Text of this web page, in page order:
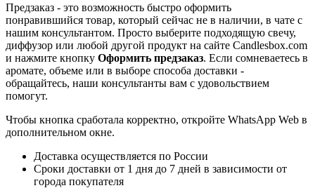
Предзаказ - это возможность быстро оформить
понравившийся товар, который сейчас не в наличии, в чате с
нашим консультантом. Просто выберите подходящую свечу,
диффузор или любой другой продукт на сайте Candlesbox.com
и нажмите кнопку Оформить предзаказ. Если сомневаетесь в
аромате, объеме или в выборе способа доставки -
обращайтесь, наши консультанты вам с удовольствием
помогут.
Чтобы кнопка сработала корректно, откройте WhatsApp Web в
дополнительном окне.
Доставка осуществляется по России
Сроки доставки от 1 дня до 7 дней в зависимости от
города покупателя